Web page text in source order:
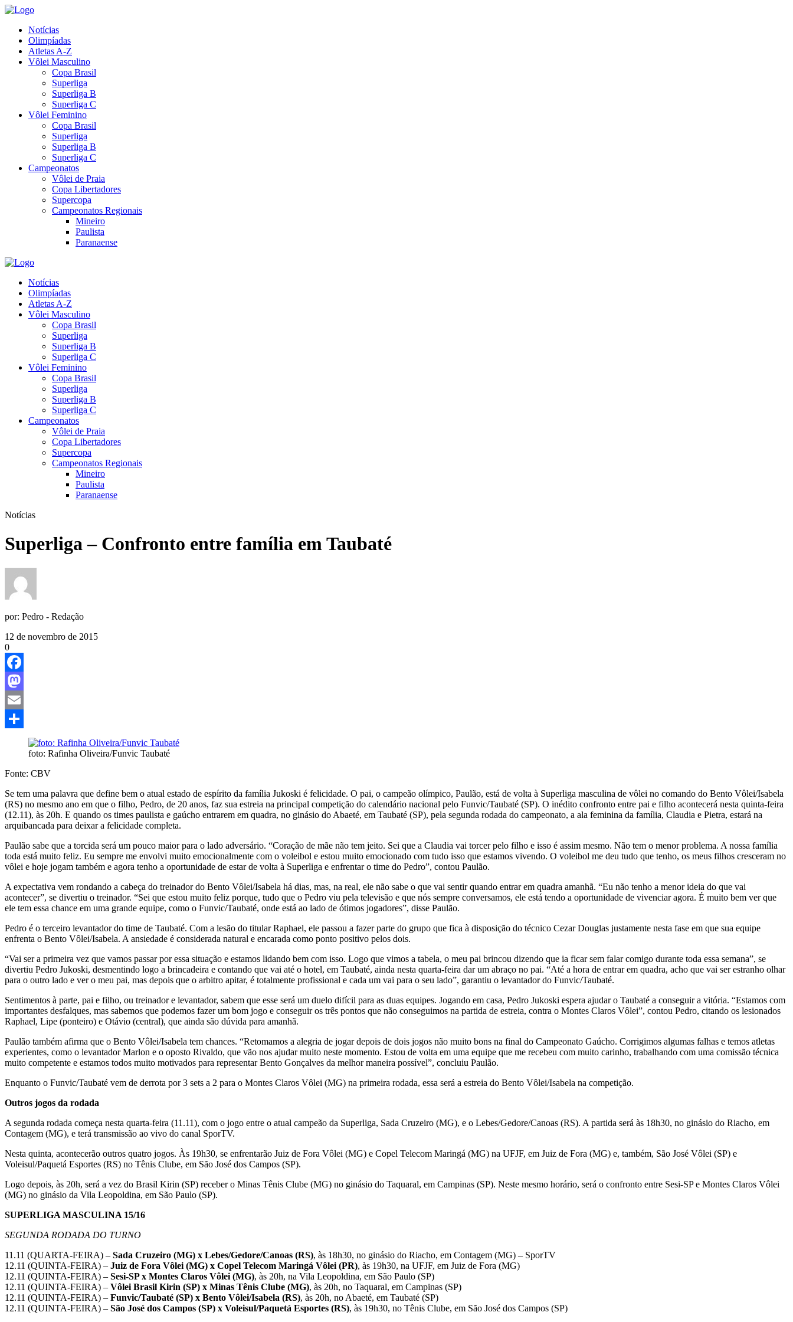
Notícias
Olimpíadas
Atletas A-Z
Vôlei Masculino
Copa Brasil
Superliga
Superliga B
Superliga C
Vôlei Feminino
Copa Brasil
Superliga
Superliga B
Superliga C
Campeonatos
Vôlei de Praia
Copa Libertadores
Supercopa
Campeonatos Regionais
Mineiro
Paulista
Paranaense
Notícias
Olimpíadas
Atletas A-Z
Vôlei Masculino
Copa Brasil
Superliga
Superliga B
Superliga C
Vôlei Feminino
Copa Brasil
Superliga
Superliga B
Superliga C
Campeonatos
Vôlei de Praia
Copa Libertadores
Supercopa
Campeonatos Regionais
Mineiro
Paulista
Paranaense
Notícias
Superliga – Confronto entre família em Taubaté
por: Pedro - Redação
12 de novembro de 2015
0
Facebook
Mastodon
Email
foto: Rafinha Oliveira/Funvic Taubaté
Fonte: CBV
Se tem uma palavra que define bem o atual estado de espírito da família Jukoski é felicidade. O pai, o campeão olímpico, Paulão, está de volta à Superliga masculina de vôlei no comando do Bento Vôlei/Isabela
(RS) no mesmo ano em que o filho, Pedro, de 20 anos, faz sua estreia na principal competição do calendário nacional pelo Funvic/Taubaté (SP). O inédito confronto entre pai e filho acontecerá nesta quinta-feira
(12.11), às 20h. E quando os times paulista e gaúcho entrarem em quadra, no ginásio do Abaeté, em Taubaté (SP), pela segunda rodada do campeonato, a ala feminina da família, Claudia e Pietra, estará na
arquibancada para deixar a felicidade completa.
Paulão sabe que a torcida será um pouco maior para o lado adversário. “Coração de mãe não tem jeito. Sei que a Claudia vai torcer pelo filho e isso é assim mesmo. Não tem o menor problema. A nossa família
toda está muito feliz. Eu sempre me envolvi muito emocionalmente com o voleibol e estou muito emocionado com tudo isso que estamos vivendo. O voleibol me deu tudo que tenho, os meus filhos cresceram no
vôlei e hoje jogam também e agora tenho a oportunidade de estar de volta à Superliga e enfrentar o time do Pedro”, contou Paulão.
A expectativa vem rondando a cabeça do treinador do Bento Vôlei/Isabela há dias, mas, na real, ele não sabe o que vai sentir quando entrar em quadra amanhã. “Eu não tenho a menor ideia do que vai
acontecer”, se divertiu o treinador. “Sei que estou muito feliz porque, tudo que o Pedro viu pela televisão e que nós sempre conversamos, ele está tendo a oportunidade de vivenciar agora. É muito bem ver que
ele tem essa chance em uma grande equipe, como o Funvic/Taubaté, onde está ao lado de ótimos jogadores”, disse Paulão.
Pedro é o terceiro levantador do time de Taubaté. Com a lesão do titular Raphael, ele passou a fazer parte do grupo que fica à disposição do técnico Cezar Douglas justamente nesta fase em que sua equipe
enfrenta o Bento Vôlei/Isabela. A ansiedade é considerada natural e encarada como ponto positivo pelos dois.
“Vai ser a primeira vez que vamos passar por essa situação e estamos lidando bem com isso. Logo que vimos a tabela, o meu pai brincou dizendo que ia ficar sem falar comigo durante toda essa semana”, se
divertiu Pedro Jukoski, desmentindo logo a brincadeira e contando que vai até o hotel, em Taubaté, ainda nesta quarta-feira dar um abraço no pai. “Até a hora de entrar em quadra, acho que vai ser estranho olhar
para o outro lado e ver o meu pai, mas depois que o arbitro apitar, é totalmente profissional e cada um vai para o seu lado”, garantiu o levantador do Funvic/Taubaté.
Sentimentos à parte, pai e filho, ou treinador e levantador, sabem que esse será um duelo difícil para as duas equipes. Jogando em casa, Pedro Jukoski espera ajudar o Taubaté a conseguir a vitória. “Estamos com
importantes desfalques, mas sabemos que podemos fazer um bom jogo e conseguir os três pontos que não conseguimos na partida de estreia, contra o Montes Claros Vôlei”, contou Pedro, citando os lesionados
Raphael, Lipe (ponteiro) e Otávio (central), que ainda são dúvida para amanhã.
Paulão também afirma que o Bento Vôlei/Isabela tem chances. “Retomamos a alegria de jogar depois de dois jogos não muito bons na final do Campeonato Gaúcho. Corrigimos algumas falhas e temos atletas
experientes, como o levantador Marlon e o oposto Rivaldo, que vão nos ajudar muito neste momento. Estou de volta em uma equipe que me recebeu com muito carinho, trabalhando com uma comissão técnica
muito competente e estamos todos muito motivados para representar Bento Gonçalves da melhor maneira possível”, concluiu Paulão.
Enquanto o Funvic/Taubaté vem de derrota por 3 sets a 2 para o Montes Claros Vôlei (MG) na primeira rodada, essa será a estreia do Bento Vôlei/Isabela na competição.
Outros jogos da rodada
A segunda rodada começa nesta quarta-feira (11.11), com o jogo entre o atual campeão da Superliga, Sada Cruzeiro (MG), e o Lebes/Gedore/Canoas (RS). A partida será às 18h30, no ginásio do Riacho, em
Contagem (MG), e terá transmissão ao vivo do canal SporTV.
Nesta quinta, acontecerão outros quatro jogos. Às 19h30, se enfrentarão Juiz de Fora Vôlei (MG) e Copel Telecom Maringá (MG) na UFJF, em Juiz de Fora (MG) e, também, São José Vôlei (SP) e
Voleisul/Paquetá Esportes (RS) no Tênis Clube, em São José dos Campos (SP).
Logo depois, às 20h, será a vez do Brasil Kirin (SP) receber o Minas Tênis Clube (MG) no ginásio do Taquaral, em Campinas (SP). Neste mesmo horário, será o confronto entre Sesi-SP e Montes Claros Vôlei
(MG) no ginásio da Vila Leopoldina, em São Paulo (SP).
SUPERLIGA MASCULINA 15/16
SEGUNDA RODADA DO TURNO
11.11 (QUARTA-FEIRA) – Sada Cruzeiro (MG) x Lebes/Gedore/Canoas (RS), às 18h30, no ginásio do Riacho, em Contagem (MG) – SporTV
12.11 (QUINTA-FEIRA) – Juiz de Fora Vôlei (MG) x Copel Telecom Maringá Vôlei (PR), às 19h30, na UFJF, em Juiz de Fora (MG)
12.11 (QUINTA-FEIRA) – Sesi-SP x Montes Claros Vôlei (MG), às 20h, na Vila Leopoldina, em São Paulo (SP)
12.11 (QUINTA-FEIRA) – Vôlei Brasil Kirin (SP) x Minas Tênis Clube (MG), às 20h, no Taquaral, em Campinas (SP)
12.11 (QUINTA-FEIRA) – Funvic/Taubaté (SP) x Bento Vôlei/Isabela (RS), às 20h, no Abaeté, em Taubaté (SP)
12.11 (QUINTA-FEIRA) – São José dos Campos (SP) x Voleisul/Paquetá Esportes (RS), às 19h30, no Tênis Clube, em São José dos Campos (SP)